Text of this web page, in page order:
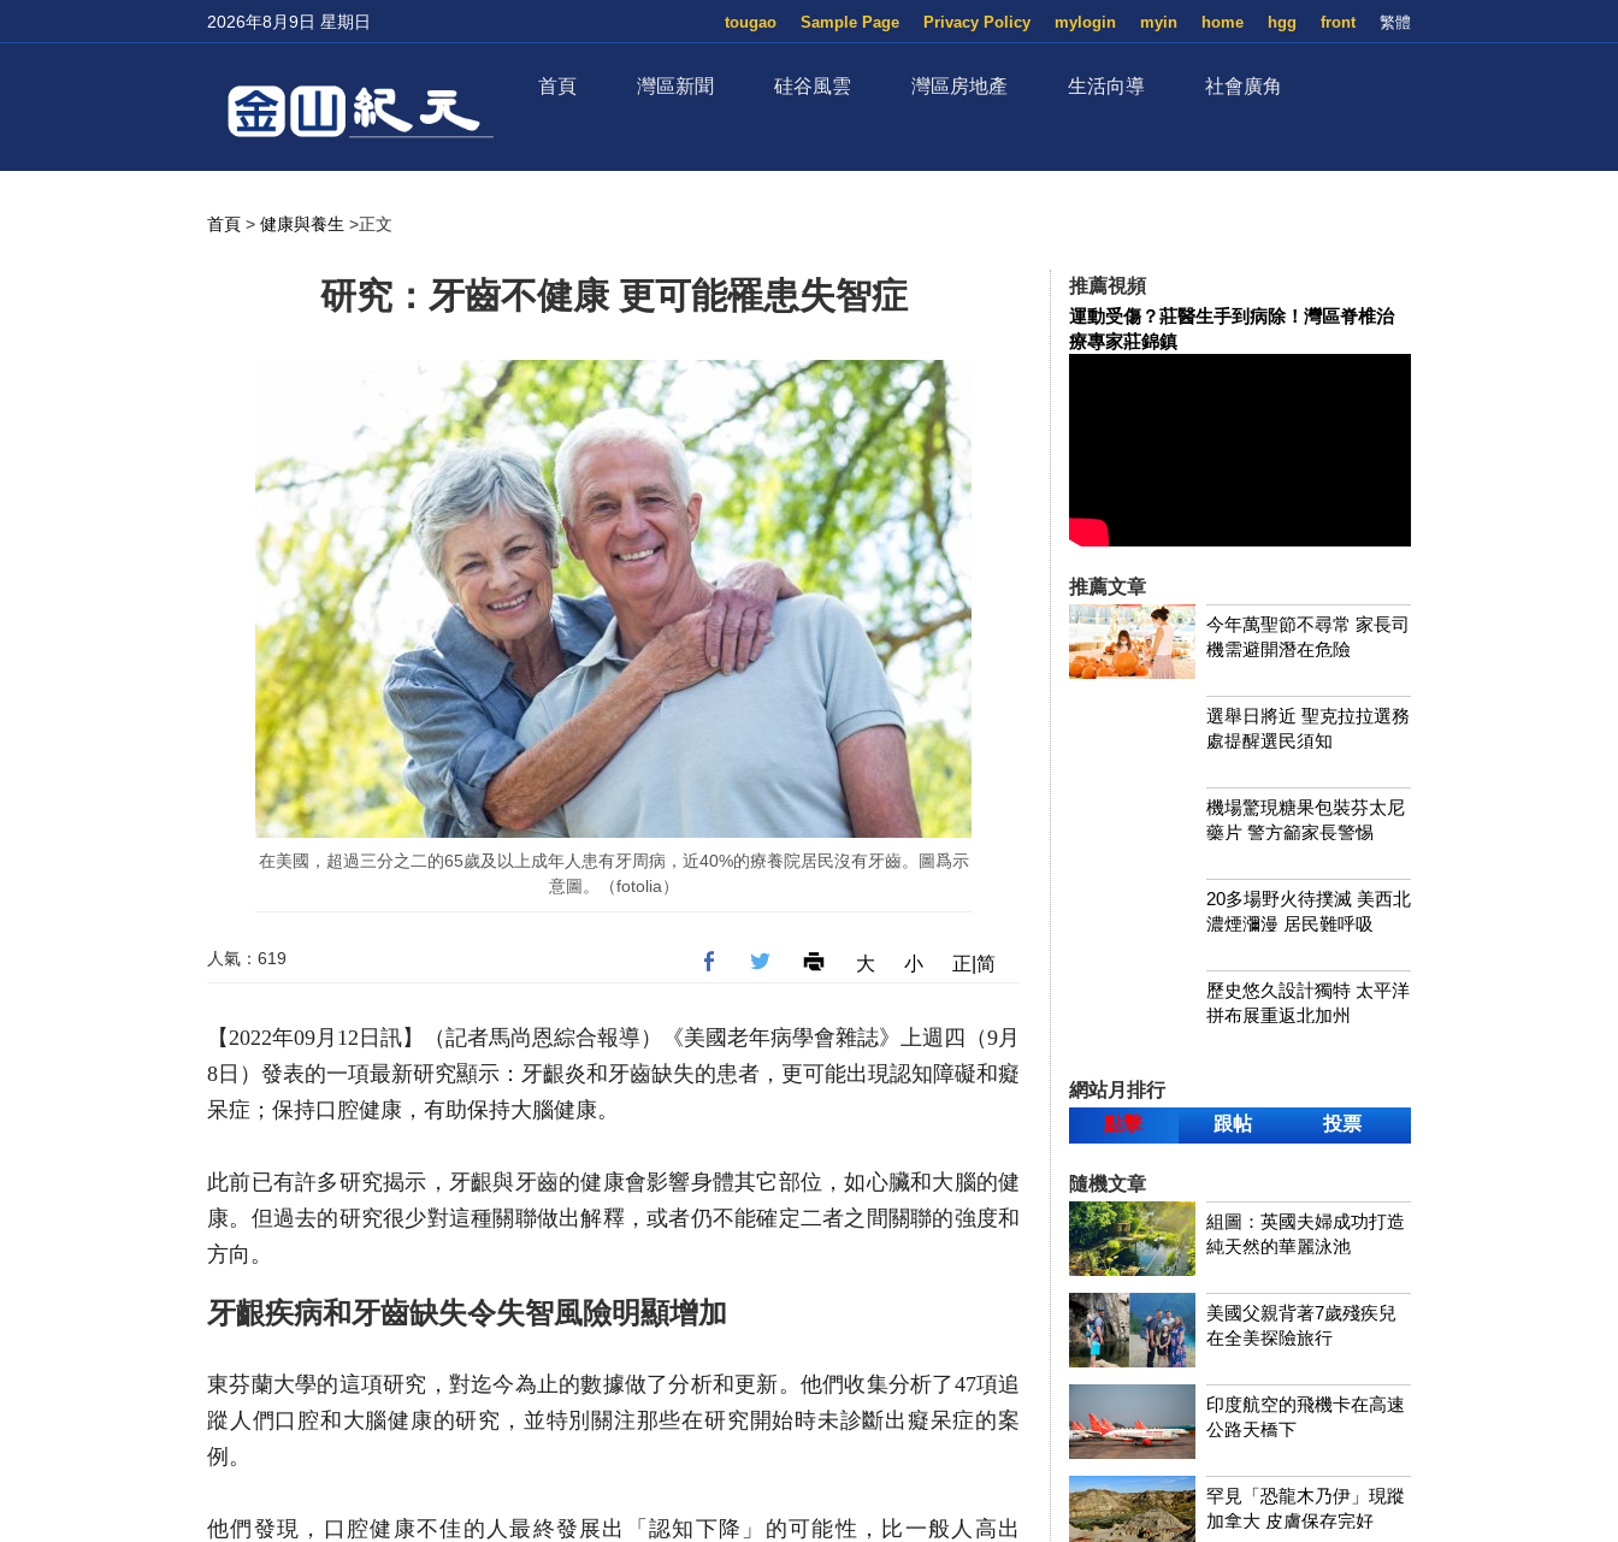
2026年8月9日 星期日 繁體
front
hgg
home
myin
mylogin
Privacy Policy
Sample Page
tougao
首頁 灣區新聞 硅谷風雲 灣區房地產 生活向導 社會廣角
首頁 > 健康與養生 >正文
研究：牙齒不健康 更可能罹患失智症
在美國，超過三分之二的65歲及以上成年人患有牙周病，近40%的療養院居民沒有牙齒。圖爲示
意圖。（fotolia）
人氣：619 大 小 正|简
【2022年09月12日訊】（記者馬尚恩綜合報導）《美國老年病學會雜誌》上週四（9月
8日）發表的一項最新研究顯示：牙齦炎和牙齒缺失的患者，更可能出現認知障礙和癡
呆症；保持口腔健康，有助保持大腦健康。
此前已有許多研究揭示，牙齦與牙齒的健康會影響身體其它部位，如心臟和大腦的健
康。但過去的研究很少對這種關聯做出解釋，或者仍不能確定二者之間關聯的強度和
方向。
牙齦疾病和牙齒缺失令失智風險明顯增加
東芬蘭大學的這項研究，對迄今為止的數據做了分析和更新。他們收集分析了47項追
蹤人們口腔和大腦健康的研究，並特別關注那些在研究開始時未診斷出癡呆症的案
例。
他們發現，口腔健康不佳的人最終發展出「認知下降」的可能性，比一般人高出
推薦視頻
運動受傷？莊醫生手到病除！灣區脊椎治
療專家莊錦鎮
推薦文章
今年萬聖節不尋常 家長司
機需避開潛在危險
選舉日將近 聖克拉拉選務
處提醒選民須知
機場驚現糖果包裝芬太尼
藥片 警方籲家長警惕
20多場野火待撲滅 美西北
濃煙瀰漫 居民難呼吸
歷史悠久設計獨特 太平洋
拼布展重返北加州
網站月排行
點擊
跟帖 投票
隨機文章
組圖：英國夫婦成功打造
純天然的華麗泳池
美國父親背著7歲殘疾兒
在全美探險旅行
印度航空的飛機卡在高速
公路天橋下
罕見「恐龍木乃伊」現蹤
加拿大 皮膚保存完好